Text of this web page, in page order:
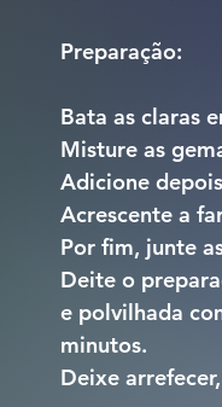
Preparação:
Bata as claras
Misture as
Adicione
Acrescente a
Por fim, junte
Deite o
e polvilhada
minutos.
Deixe